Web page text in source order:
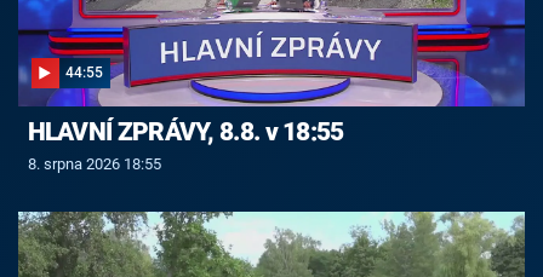
44:55
HLAVNÍ ZPRÁVY, 8.8. v 18:55
8. srpna 2026 18:55